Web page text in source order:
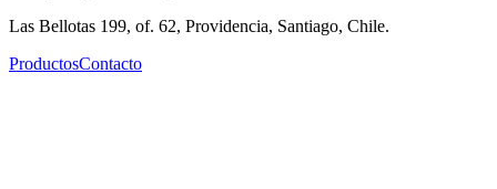
Las Bellotas 199, of. 62, Providencia, Santiago, Chile.
ProductosContacto